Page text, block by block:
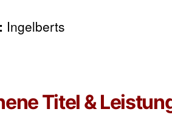
Ingelberts
Titel &